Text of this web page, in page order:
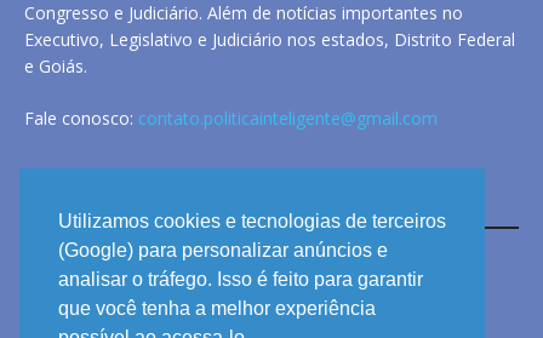
Utilizamos cookies e tecnologias de terceiros
(Google) para personalizar anúncios e
analisar o tráfego. Isso é feito para garantir
que você tenha a melhor experiência
Congresso e Judiciário. Além de notícias importantes no
Executivo, Legislativo e Judiciário nos estados, Distrito Federal
e Goiás.
Fale conosco: contato.politicainteligente@gmail.com
LINKS
ANUNCIE
PRIVACIDADE